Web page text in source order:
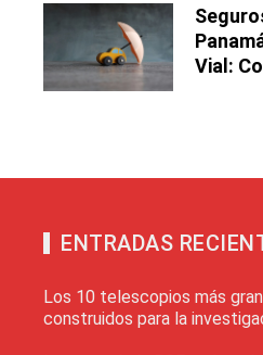
Vial:
ENTRADAS
Los 10 telescopios más
construidos para la